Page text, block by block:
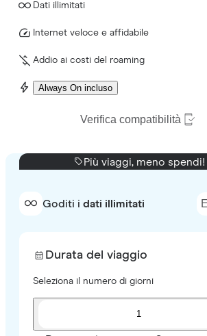
Dati illimitati
Internet veloce e affidabile
Addio ai costi del roaming
Always On incluso
Verifica compatibilità
Più viaggi, meno spendi!
Goditi i dati illimitati
Durata del viaggio
Seleziona il numero di giorni
1